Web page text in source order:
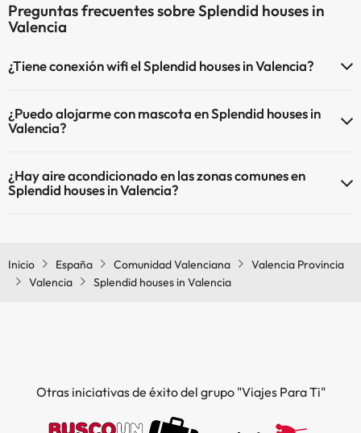
Preguntas frecuentes sobre Splendid houses in
Valencia
¿Tiene conexión wifi el Splendid houses in Valencia?
¿Puedo alojarme con mascota en Splendid houses in
Valencia?
¿Hay aire acondicionado en las zonas comunes en
Splendid houses in Valencia?
Inicio
España Comunidad Valenciana
Valencia Provincia
Valencia
Splendid houses in Valencia
Otras iniciativas de éxito del grupo "Viajes Para Ti"